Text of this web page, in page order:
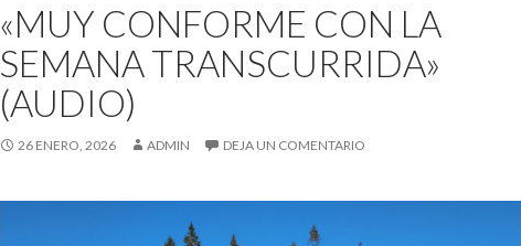
«MUY CONFORME CON LA
SEMANA TRANSCURRIDA»
(AUDIO)
26 ENERO, 2026 ADMIN DEJA UN COMENTARIO